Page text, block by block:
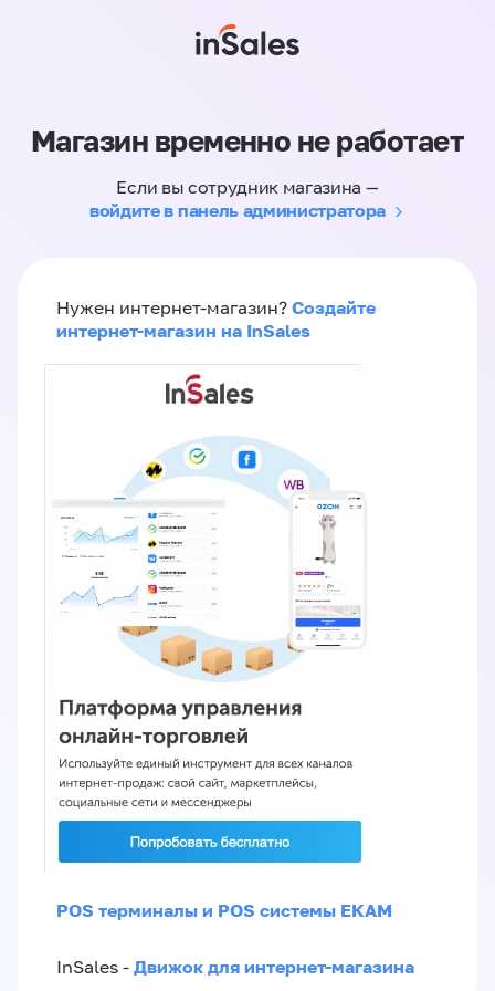
Магазин временно не работает
Если вы сотрудник магазина —
войдите в панель администратора
Нужен интернет-магазин? Создайте
интернет-магазин на InSales
POS терминалы и POS системы ЕКАМ
InSales - Движок для интернет-магазина